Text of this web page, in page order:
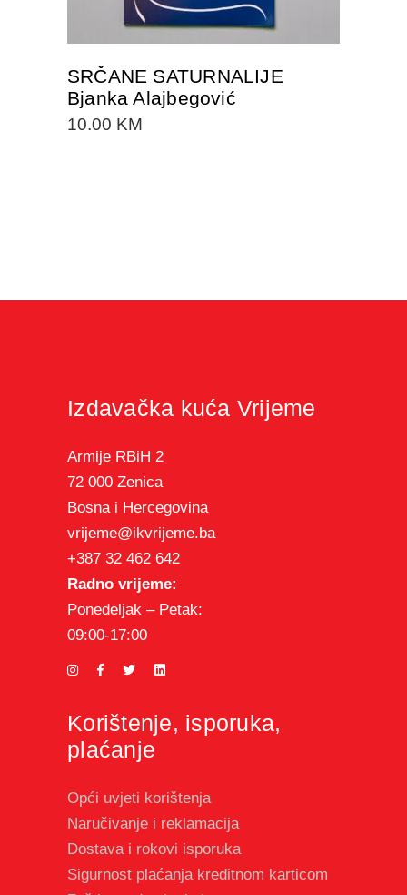
SRČANE SATURNALIJE
Bjanka Alajbegović
10.00 KM
Izdavačka kuća Vrijeme
Armije RBiH 2
72 000 Zenica
Bosna i Hercegovina
vrijeme@ikvrijeme.ba
+387 32 462 642
Radno vrijeme:
Ponedeljak – Petak:
09:00-17:00
Korištenje, isporuka,
plaćanje
Opći uvjeti korištenja
Naručivanje i reklamacija
Dostava i rokovi isporuka
Sigurnost plaćanja kreditnom karticom